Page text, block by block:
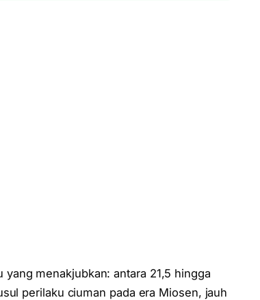
menakjubkan: antara 21,5 hingga
perilaku ciuman pada era Miosen, jauh